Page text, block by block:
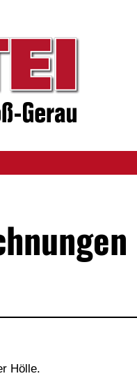
Hölle.